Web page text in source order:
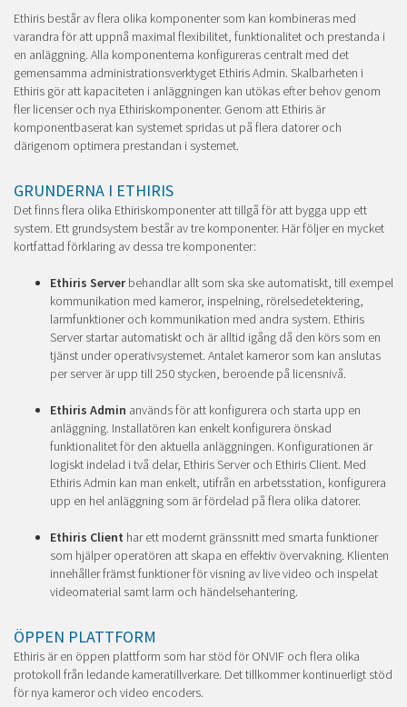
Ethiris består av flera olika komponenter som kan kombineras med
varandra för att uppnå maximal flexibilitet, funktionalitet och prestanda i
en anläggning. Alla komponenterna konfigureras centralt med det
gemensamma administrationsverktyget Ethiris Admin. Skalbarheten i
Ethiris gör att kapaciteten i anläggningen kan utökas efter behov genom
fler licenser och nya Ethiriskomponenter. Genom att Ethiris är
komponentbaserat kan systemet spridas ut på flera datorer och
därigenom optimera prestandan i systemet.
GRUNDERNA I ETHIRIS
Det finns flera olika Ethiriskomponenter att tillgå för att bygga upp ett
system. Ett grundsystem består av tre komponenter. Här följer en mycket
kortfattad förklaring av dessa tre komponenter:
Ethiris Serverbehandlar allt som ska ske automatiskt, till exempel
kommunikation med kameror, inspelning, rörelsedetektering,
larmfunktioner och kommunikation med andra system. Ethiris
Server startar automatiskt och är alltid igång då den körs som en
tjänst under operativsystemet. Antalet kameror som kan anslutas
per server är upp till 250 stycken, beroende på licensnivå.
Ethiris Admin används för att konfigurera och starta upp en
anläggning. Installatören kan enkelt konfigurera önskad
funktionalitet för den aktuella anläggningen. Konfigurationen är
logiskt indelad i två delar, Ethiris Server och Ethiris Client. Med
Ethiris Admin kan man enkelt, utifrån en arbetsstation, konfigurera
upp en hel anläggning som är fördelad på flera olika datorer.
Ethiris Client har ett modernt gränssnitt med smarta funktioner
som hjälper operatören att skapa en effektiv övervakning. Klienten
innehåller främst funktioner för visning av live video och inspelat
videomaterial samt larm och händelsehantering.
ÖPPEN PLATTFORM
Ethiris är en öppen plattform som har stöd för ONVIF och flera olika
protokoll från ledande kameratillverkare. Det tillkommer kontinuerligt stöd
för nya kameror och video encoders.